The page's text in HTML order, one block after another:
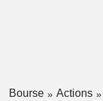
Bourse Actions